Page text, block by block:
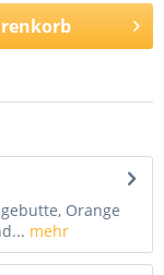
Orange
mehr